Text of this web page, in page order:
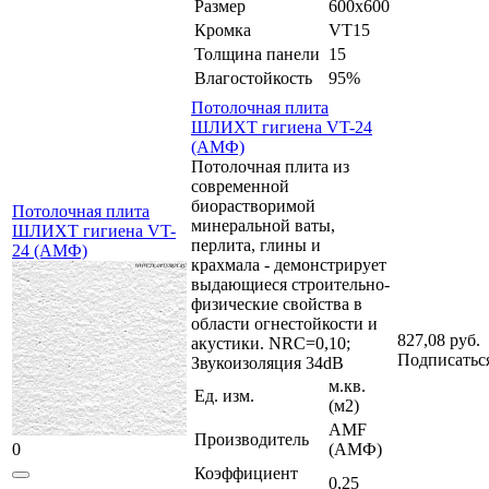
Размер
600x600
Кромка
VT15
Толщина панели 15
Влагостойкость
95%
Потолочная плита
ШЛИХТ гигиена VT-
24 (АМФ)
0
Потолочная плита
ШЛИХТ гигиена VT-24
(АМФ)
Потолочная плита из
современной
биорастворимой
минеральной ваты,
перлита, глины и
крахмала - демонстрирует
выдающиеся строительно-
физические свойства в
области огнестойкости и
акустики. NRC=0,10;
Звукоизоляция 34dB
Ед. изм.
м.кв.
(м2)
Производитель
AMF
(АМФ)
Коэффициент
0,25
827,08 руб.